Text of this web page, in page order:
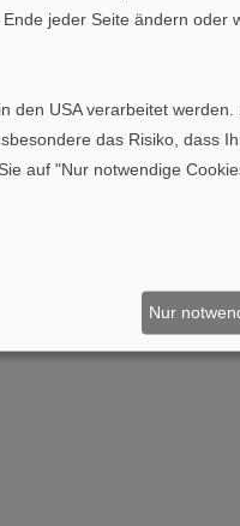
der
ist die Förderung
jeder Seite ändern oder
USA verarbeitet
das Risiko, dass
auf "Nur notwendige
Nur